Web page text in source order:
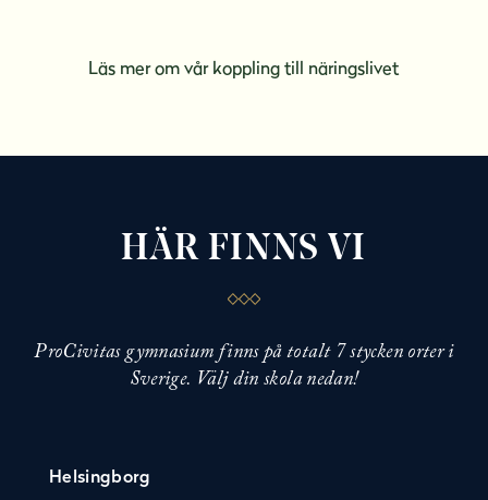
Läs mer om vår koppling till näringslivet
HÄR FINNS VI
ProCivitas gymnasium finns på totalt 7 stycken orter i
Sverige. Välj din skola nedan!
Helsingborg